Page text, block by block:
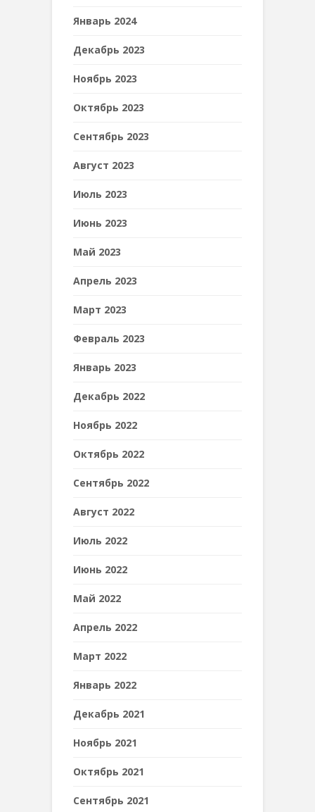
Январь 2024
Декабрь 2023
Ноябрь 2023
Октябрь 2023
Сентябрь 2023
Август 2023
Июль 2023
Июнь 2023
Май 2023
Апрель 2023
Март 2023
Февраль 2023
Январь 2023
Декабрь 2022
Ноябрь 2022
Октябрь 2022
Сентябрь 2022
Август 2022
Июль 2022
Июнь 2022
Май 2022
Апрель 2022
Март 2022
Январь 2022
Декабрь 2021
Ноябрь 2021
Октябрь 2021
Сентябрь 2021